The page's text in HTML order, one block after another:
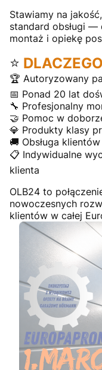
Stawiamy na
standard obsługi
montaż i opiekę
⭐
🏆 Autoryzowany
📅 Ponad 20 lat
🔧 Profesjonalny
🤝 Pomoc w
💎 Produkty klasy
🚚 Obsługa
📋 Indywidualne
klienta
OLB24 to
nowoczesnych
klientów w całej